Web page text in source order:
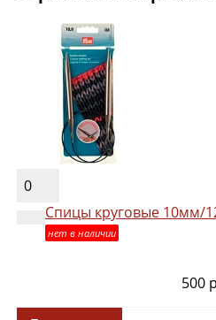
0
Спицы круговые 10мм/
нет в наличии
500